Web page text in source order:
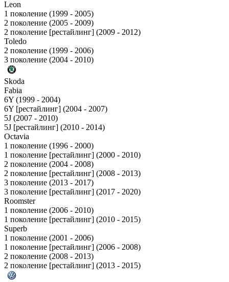
Leon
1 поколение (1999 - 2005)
2 поколение (2005 - 2009)
2 поколение [рестайлинг] (2009 - 2012)
Toledo
2 поколение (1999 - 2006)
3 поколение (2004 - 2010)
Skoda
Fabia
6Y (1999 - 2004)
6Y [рестайлинг] (2004 - 2007)
5J (2007 - 2010)
5J [рестайлинг] (2010 - 2014)
Octavia
1 поколение (1996 - 2000)
1 поколение [рестайлинг] (2000 - 2010)
2 поколение (2004 - 2008)
2 поколение [рестайлинг] (2008 - 2013)
3 поколение (2013 - 2017)
3 поколение [рестайлинг] (2017 - 2020)
Roomster
1 поколение (2006 - 2010)
1 поколение [рестайлинг] (2010 - 2015)
Superb
1 поколение (2001 - 2006)
1 поколение [рестайлинг] (2006 - 2008)
2 поколение (2008 - 2013)
2 поколение [рестайлинг] (2013 - 2015)